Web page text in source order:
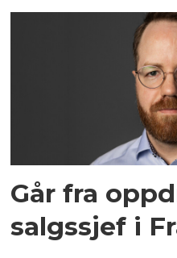
Går fra
salgssjef i